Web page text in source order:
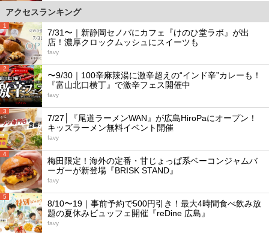
アクセスランキング
1
7/31〜｜新静岡セノバにカフェ『けのひ堂ラボ』が出
店！濃厚クロックムッシュにスイーツも
favy
2
〜9/30｜100辛麻辣湯に激辛超えの“インド辛”カレーも！
『富山北口横丁』で激辛フェス開催中
favy
3
7/27│『尾道ラーメンWAN』が広島HiroPaにオープン！
キッズラーメン無料イベント開催
favy
4
梅田限定！海外の定番・甘じょっぱ系ベーコンジャムバ
ーガーが新登場『BRISK STAND』
favy
5
8/10〜19｜事前予約で500円引き！最大4時間食べ飲み放
題の夏休みビュッフェ開催『reDine 広島』
favy